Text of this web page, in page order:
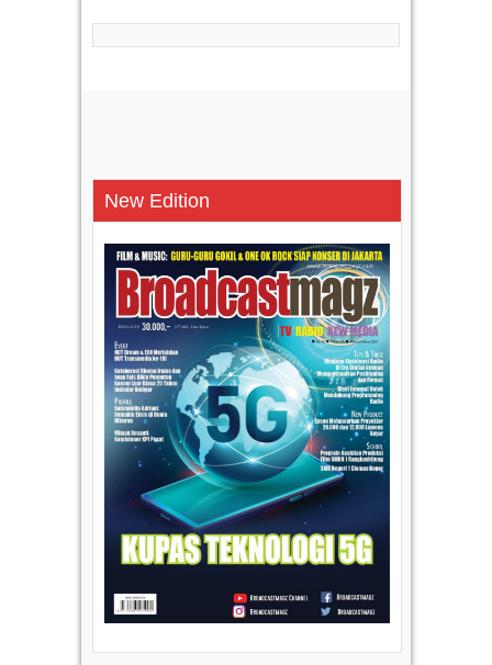
New Edition